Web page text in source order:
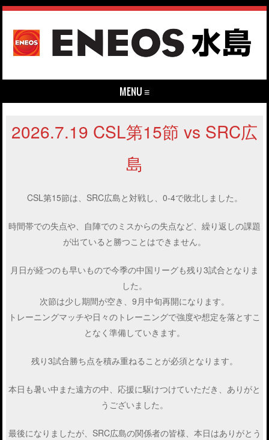
MENU ≡
2026.7.19 CSL第15節 vs SRC広
島
CSL第15節は、SRC広島と対戦し、0-4で敗北しました。
時間帯での失点や、自陣でのミスからの失点など、繰り返しの課題
が出ていると勝つことはできません。
月日が経つのも早いもので今季の中国リーグも残り3試合となりま
した。
次節は少し期間が空き、9月中旬再開になります。
トレーニングマッチや日々のトレーニングで強度や想定を落とすこ
となく準備していきます。
残り3試合勝ち点を積み重ねることが必須となります。
本日も暑い中また遠方の中、応援に駆けつけていただき、ありがと
うございました。
最後になりましたが、SRC広島の関係者の皆様、本日はありがとう